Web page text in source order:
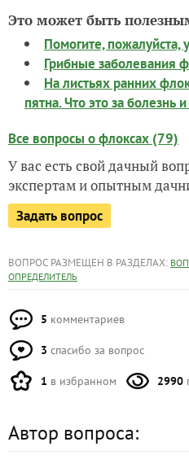
Это может быть
Помогите, пожалуйста,
Грибные заболевания
На листьях ранних
пятна. Что это за
Все вопросы о флоксах (79)
У вас есть свой дачный
экспертам и опытным
Задать вопрос
ВОПРОС РАЗМЕЩЕН В РАЗДЕЛАХ:
ОПРЕДЕЛИТЕЛЬ
5 комментариев
3 спасибо за вопрос
1 в избранном 2990
Автор вопроса: